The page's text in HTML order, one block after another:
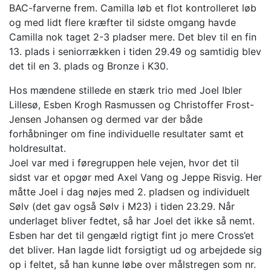
BAC-farverne frem. Camilla løb et flot kontrolleret løb
og med lidt flere kræfter til sidste omgang havde
Camilla nok taget 2-3 pladser mere. Det blev til en fin
13. plads i seniorrækken i tiden 29.49 og samtidig blev
det til en 3. plads og Bronze i K30.
Hos mændene stillede en stærk trio med Joel Ibler
Lillesø, Esben Krogh Rasmussen og Christoffer Frost-
Jensen Johansen og dermed var der både
forhåbninger om fine individuelle resultater samt et
holdresultat.
Joel var med i føregruppen hele vejen, hvor det til
sidst var et opgør med Axel Vang og Jeppe Risvig. Her
måtte Joel i dag nøjes med 2. pladsen og individuelt
Sølv (det gav også Sølv i M23) i tiden 23.29. Når
underlaget bliver fedtet, så har Joel det ikke så nemt.
Esben har det til gengæld rigtigt fint jo mere Cross’et
det bliver. Han lagde lidt forsigtigt ud og arbejdede sig
op i feltet, så han kunne løbe over målstregen som nr.